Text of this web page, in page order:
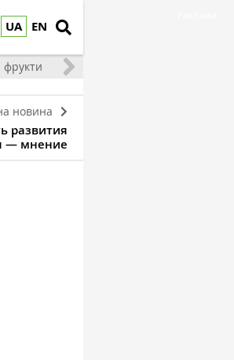
UA EN
фрукти
новина
развития
— мнение